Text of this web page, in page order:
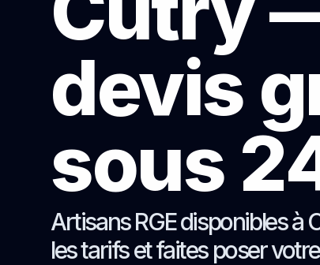
devis
sous
Artisans RGE disponibles à
les tarifs et faites poser